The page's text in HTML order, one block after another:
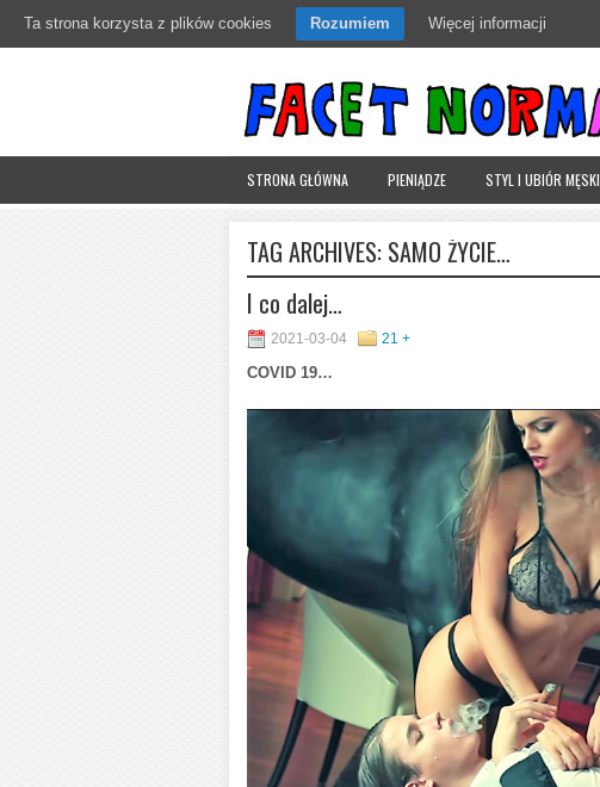
STRONA GŁÓWNA PIENIĄDZE STYL I UBIÓR MĘSKI
TAG ARCHIVES: SAMO ŻYCIE…
I co dalej…
2021-03-04 21 +
COVID 19…
Ta strona korzysta z plików cookies Rozumiem Więcej informacji